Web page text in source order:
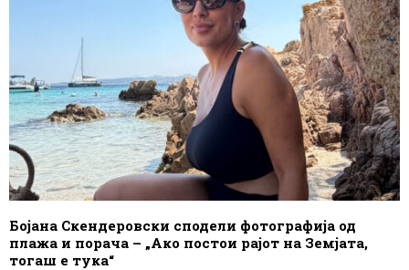
Бојана Скендеровски сподели фотографија од
плажа и порача – „Ако постои рајот на Земјата,
тогаш е тука“